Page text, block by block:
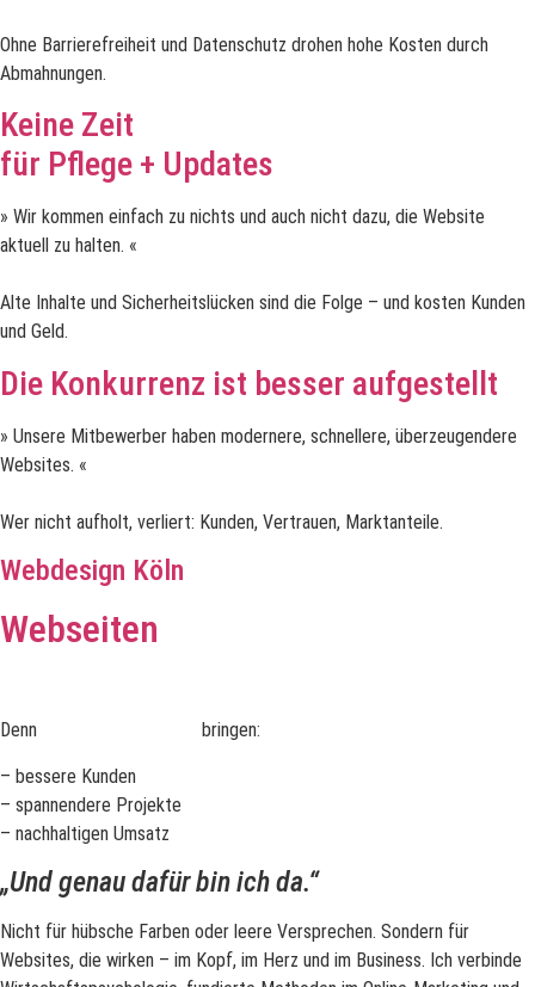
Ohne Barrierefreiheit und Datenschutz drohen hohe Kosten durch
Abmahnungen.
Keine Zeit
für Pflege + Updates
» Wir kommen einfach zu nichts und auch nicht dazu, die Website
aktuell zu halten. «
Alte Inhalte und Sicherheitslücken sind die Folge – und kosten Kunden
und Geld.
Die Konkurrenz ist besser aufgestellt
» Unsere Mitbewerber haben modernere, schnellere, überzeugendere
Websites. «
Wer nicht aufholt, verliert: Kunden, Vertrauen, Marktanteile.
Webdesign Köln
Webseiten
Denn bringen:
– bessere Kunden
– spannendere Projekte
– nachhaltigen Umsatz
„Und genau dafür bin ich da.“
Nicht für hübsche Farben oder leere Versprechen. Sondern für
Websites, die wirken – im Kopf, im Herz und im Business. Ich verbinde